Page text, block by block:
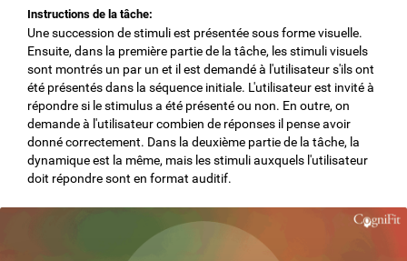
Instructions de la tâche:
Une succession de stimuli est présentée sous forme visuelle.
Ensuite, dans la première partie de la tâche, les stimuli visuels
sont montrés un par un et il est demandé à l'utilisateur s'ils ont
été présentés dans la séquence initiale. L'utilisateur est invité à
répondre si le stimulus a été présenté ou non. En outre, on
demande à l'utilisateur combien de réponses il pense avoir
donné correctement. Dans la deuxième partie de la tâche, la
dynamique est la même, mais les stimuli auxquels l'utilisateur
doit répondre sont en format auditif.